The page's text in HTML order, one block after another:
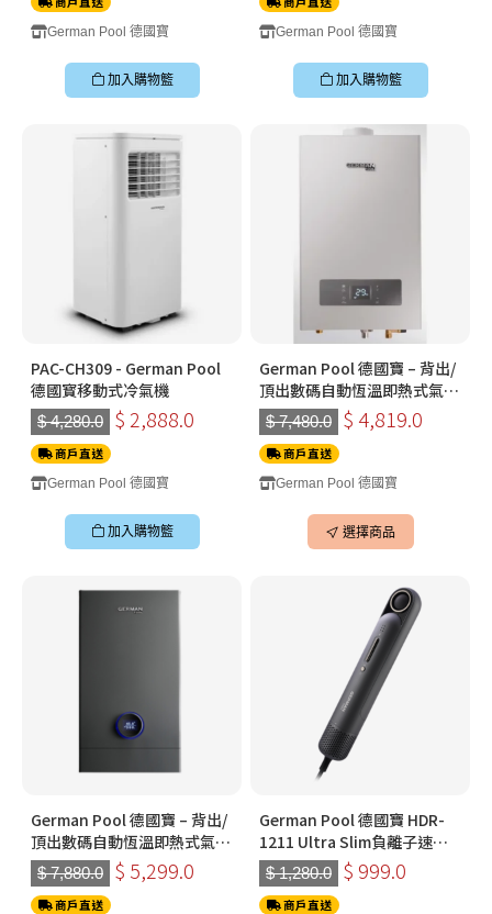
German Pool 德國寶
加入購物籃
German Pool 德國寶
加入購物籃
PAC-CH309 - German Pool
德國寳移動式冷氣機
$ 4,280.0 $ 2,888.0
商戶直送
German Pool 德國寶
加入購物籃
German Pool 德國寶 – 背出/
頂出數碼自動恆溫即熱式氣體
熱水器 GPS313-TG (B/U)(煤
氣)
$ 7,480.0 $ 4,819.0
商戶直送
German Pool 德國寶
選擇商品
German Pool 德國寶 – 背出/
頂出數碼自動恆溫即熱式氣體
熱水器 GPS413-TG (B/U)
(13L黑色) (煤氣)
$ 7,880.0 $ 5,299.0
商戶直送
German Pool 德國寶 HDR-
1211 Ultra Slim負離子速乾
風筒 - 金屬灰
$ 1,280.0 $ 999.0
商戶直送